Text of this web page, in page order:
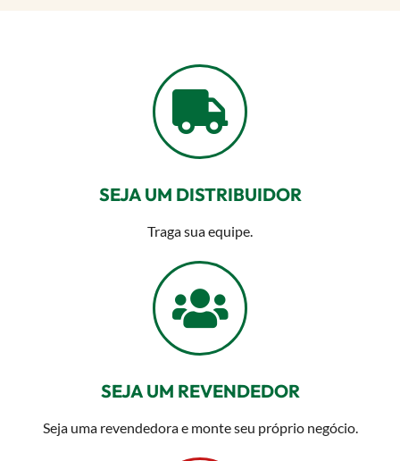
SEJA UM DISTRIBUIDOR
Traga sua equipe.
SEJA UM REVENDEDOR
Seja uma revendedora e monte seu próprio negócio.